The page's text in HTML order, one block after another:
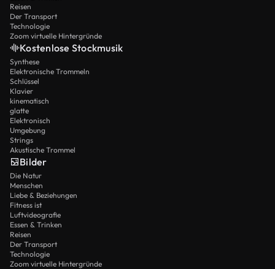
Reisen
Der Transport
Technologie
Zoom virtuelle Hintergründe
Kostenlose Stockmusik
Synthese
Elektronische Trommeln
Schlüssel
Klavier
kinematisch
glatte
Elektronisch
Umgebung
Strings
Akustische Trommel
Bilder
Die Natur
Menschen
Liebe & Beziehungen
Fitness ist
Luftvideografie
Essen & Trinken
Reisen
Der Transport
Technologie
Zoom virtuelle Hintergründe